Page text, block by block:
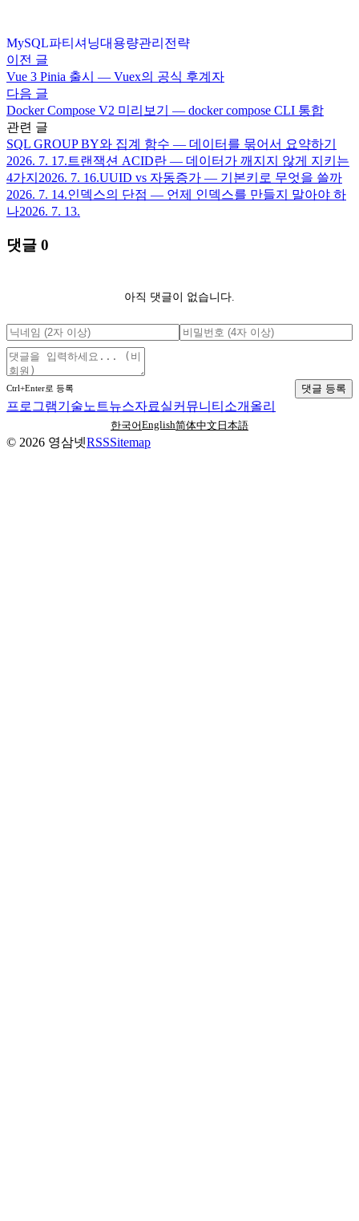
MySQL파티셔닝대용량관리 전략
이전 글
Vue 3 Pinia 출시 — Vuex의 공식 후계자
다음 글
Docker Compose V2 미리보기 — docker compose CLI 통합
관련 글
SQL GROUP BY와 집계 함수 — 데이터를 묶어서 요약하기
2026. 7. 17. 트랜잭션 ACID란 — 데이터가 깨지지 않게 지키는
4가지 2026. 7. 16.UUID vs 자동증가 — 기본키로 무엇을 쓸까
2026. 7. 14.인덱스의 단점 — 언제 인덱스를 만들지 말아야 하
나2026. 7. 13.
댓글 0
아직 댓글이 없습니다.
Ctrl+Enter로 등록 댓글 등록
프로그램기술노트뉴스자료실커뮤니티 소개 올리
한국어English简体中文 日本語
© 2026 영삼넷RSSSitemap